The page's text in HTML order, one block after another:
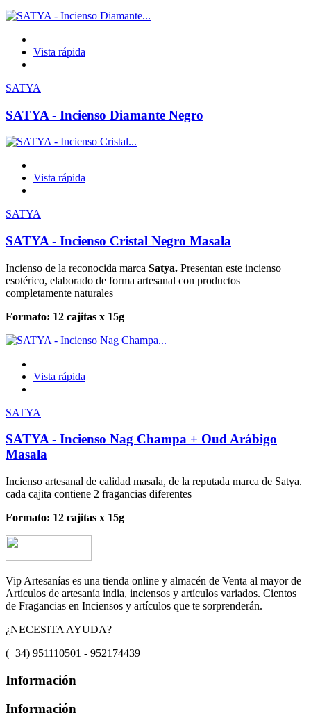
Vista rápida
SATYA
SATYA - Incienso Diamante Negro
Vista rápida
SATYA
SATYA - Incienso Cristal Negro Masala
Incienso de la reconocida marca Satya. Presentan este incienso
esotérico, elaborado de forma artesanal con productos
completamente naturales
Formato: 12 cajitas x 15g
Vista rápida
SATYA
SATYA - Incienso Nag Champa + Oud Arábigo
Masala
Incienso artesanal de calidad masala, de la reputada marca de Satya.
cada cajita contiene 2 fragancias diferentes
Formato: 12 cajitas x 15g
Vip Artesanías es una tienda online y almacén de Venta al mayor de
Artículos de artesanía india, inciensos y artículos variados. Cientos
de Fragancias en Inciensos y artículos que te sorprenderán.
¿NECESITA AYUDA?
(+34) 951110501 - 952174439
Información
Información